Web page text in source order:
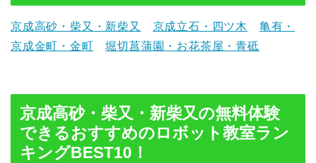
京成高砂・柴又・新柴又 京成立石・四ツ木
亀有・
京成金町・金町
堀切菖蒲園・お花茶屋・青砥
京成高砂・柴又・新柴又の無料体験
できるおすすめのロボット教室ラン
キングBEST10！